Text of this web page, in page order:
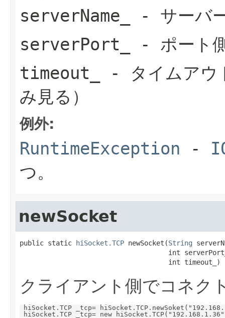
serverName_
- サーバ
serverPort_
- ポート
timeout_
- タイムアウ
み見る）
例外:
RuntimeException -
つ。
newSocket
public static hiSocket.TCP newSocket(String
int
                                     int timeout_)
クライアント側でコネク
hiSocket.TCP _tcp=